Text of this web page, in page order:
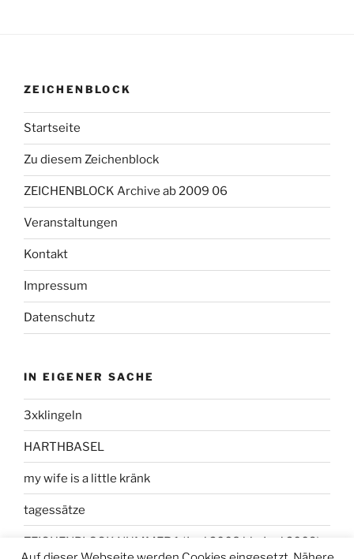
ZEICHENBLOCK
Startseite
Zu diesem Zeichenblock
ZEICHENBLOCK Archive ab 2009 06
Veranstaltungen
Kontakt
Impressum
Datenschutz
IN EIGENER SACHE
3xklingeln
HARTHBASEL
my wife is a little kränk
tagessätze
ZEICHENBLOCK NUMMER 1 (Juni 2008 bis Juni 2009)